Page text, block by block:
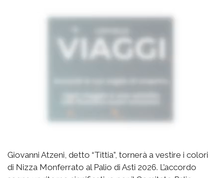
Giovanni Atzeni, detto “Tittia”, tornerà a vestire i colori
di Nizza Monferrato al Palio di Asti 2026. L’accordo